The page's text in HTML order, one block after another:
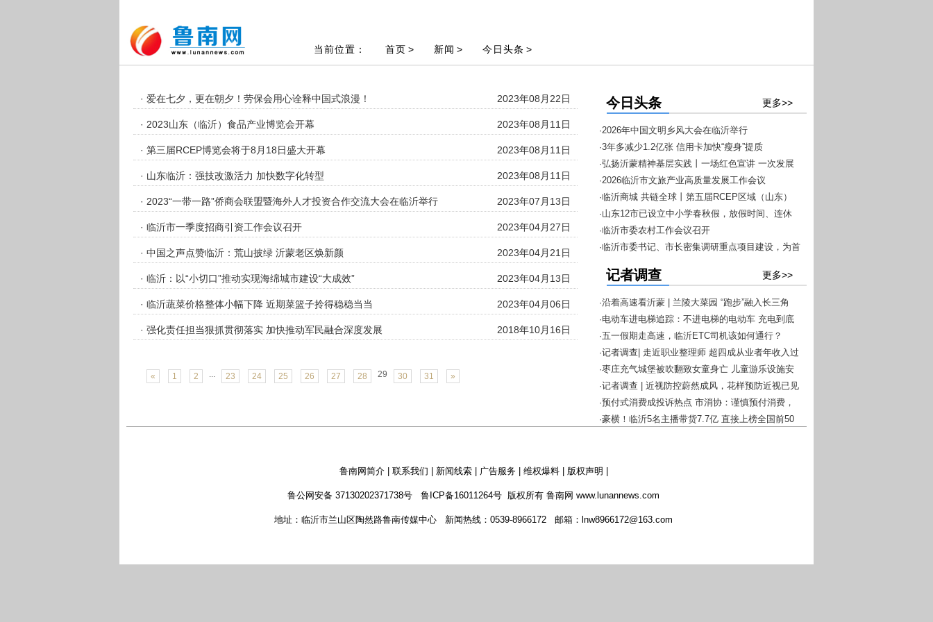
当前位置： 首页 > 新闻 > 今日头条 >
· 爱在七夕，更在朝夕！劳保会用心诠释中国式浪漫！ 2023年08月22日
· 2023山东（临沂）食品产业博览会开幕 2023年08月11日
· 第三届RCEP博览会将于8月18日盛大开幕 2023年08月11日
· 山东临沂：强技改激活力 加快数字化转型 2023年08月11日
· 2023“一带一路”侨商会联盟暨海外人才投资合作交流大会在临沂举行 2023年07月13日
· 临沂市一季度招商引资工作会议召开 2023年04月27日
· 中国之声点赞临沂：荒山披绿 沂蒙老区焕新颜 2023年04月21日
· 临沂：以“小切口”推动实现海绵城市建设“大成效” 2023年04月13日
· 临沂蔬菜价格整体小幅下降 近期菜篮子拎得稳稳当当 2023年04月06日
· 强化责任担当狠抓贯彻落实 加快推动军民融合深度发展 2018年10月16日
« 1 2 ... 23 24 25 26 27 28 29 30 31 »
今日头条 更多>>
·2026年中国文明乡风大会在临沂举行
·3年多减少1.2亿张 信用卡加快“瘦身”提质
·弘扬沂蒙精神基层实践丨一场红色宣讲 一次发展
邀约
·2026临沂市文旅产业高质量发展工作会议
暨“1+7”文旅融合工作推进会议召开
·临沂商城 共链全球丨第五届RCEP区域（山东）
进口商品博览会4月20日至22日在临沂举办
·山东12市已设立中小学春秋假，放假时间、连休
安排一目了然
·临沂市委农村工作会议召开
·临沂市委书记、市长密集调研重点项目建设，为首
记者调查 更多>>
·沿着高速看沂蒙 | 兰陵大菜园 “跑步”融入长三角
·电动车进电梯追踪：不进电梯的电动车 充电到底
该怎么办？
·五一假期走高速，临沂ETC司机该如何通行？
·记者调查| 走近职业整理师 超四成从业者年收入过
10万
·枣庄充气城堡被吹翻致女童身亡 儿童游乐设施安
全警钟再次被敲响！
·记者调查 | 近视防控蔚然成风，花样预防近视已见
成效
·预付式消费成投诉热点 市消协：谨慎预付消费，
增强风险意识
·豪横！临沂5名主播带货7.7亿 直接上榜全国前50
鲁南网简介| 联系我们 新闻线索| 广告服务| 维权爆料| 版权声明
鲁公网安备 37130202371738号 鲁ICP备16011264号 版权所有 鲁南网 www.lunannews.com
地址：临沂市兰山区陶然路鲁南传媒中心 新闻热线：0539-8966172 邮箱：lnw8966172@163.com